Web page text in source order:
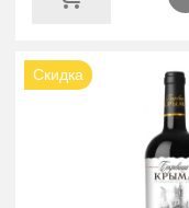
Скидка